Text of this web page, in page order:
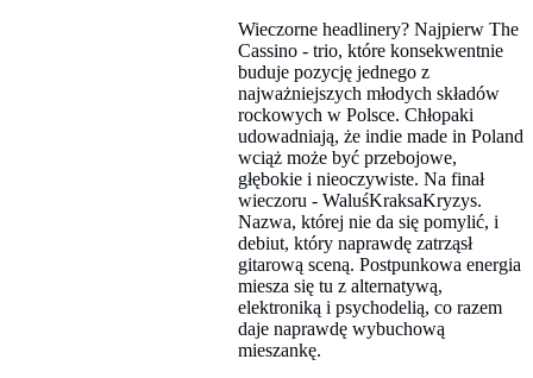
Wieczorne headlinery? Najpierw The
Cassino - trio, które konsekwentnie
buduje pozycję jednego z
najważniejszych młodych składów
rockowych w Polsce. Chłopaki
udowadniają, że indie made in Poland
wciąż może być przebojowe,
głębokie i nieoczywiste. Na finał
wieczoru - WaluśKraksaKryzys.
Nazwa, której nie da się pomylić, i
debiut, który naprawdę zatrząsł
gitarową sceną. Postpunkowa energia
miesza się tu z alternatywą,
elektroniką i psychodelią, co razem
daje naprawdę wybuchową
mieszankę.